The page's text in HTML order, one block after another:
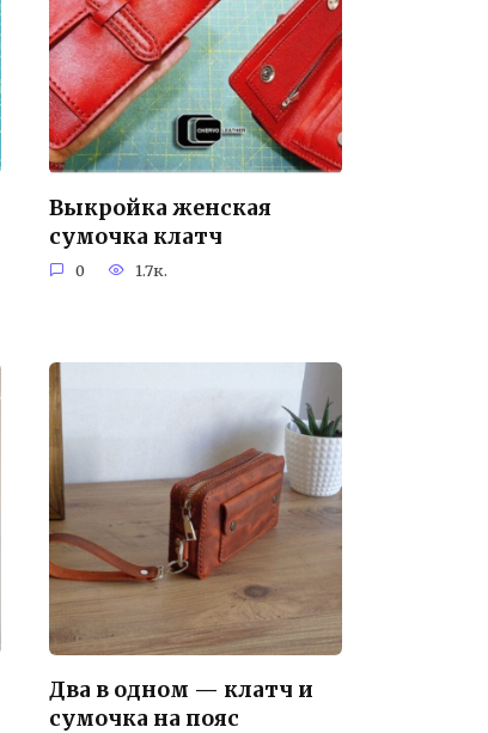
Выкройка женская
сумочка клатч
0 1.7к.
Два в одном — клатч и
сумочка на пояс